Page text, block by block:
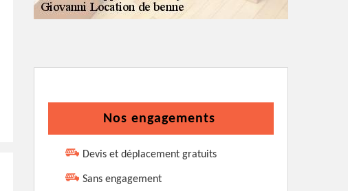
Nos engagements
Devis et déplacement gratuits
Sans engagement